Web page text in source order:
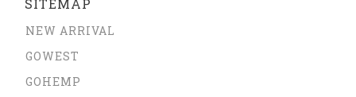
SITEMAP
NEW ARRIVAL
GOWEST
GOHEMP